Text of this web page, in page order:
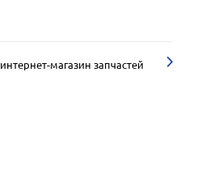
интернет-магазин запчастей